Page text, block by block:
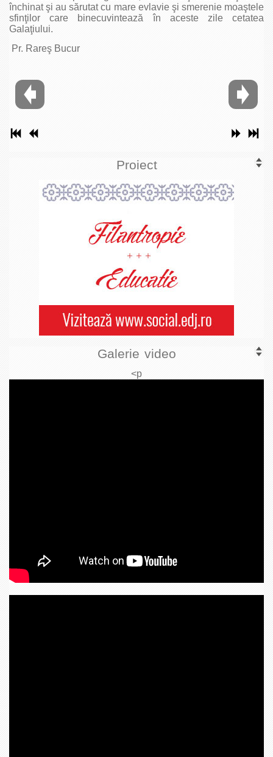
închinat şi au sărutat cu mare evlavie şi smerenie moaştele
sfinţilor care binecuvintează în aceste zile cetatea
Galaţiului.
Pr. Rareş Bucur
Proiect
Galerie video
<p